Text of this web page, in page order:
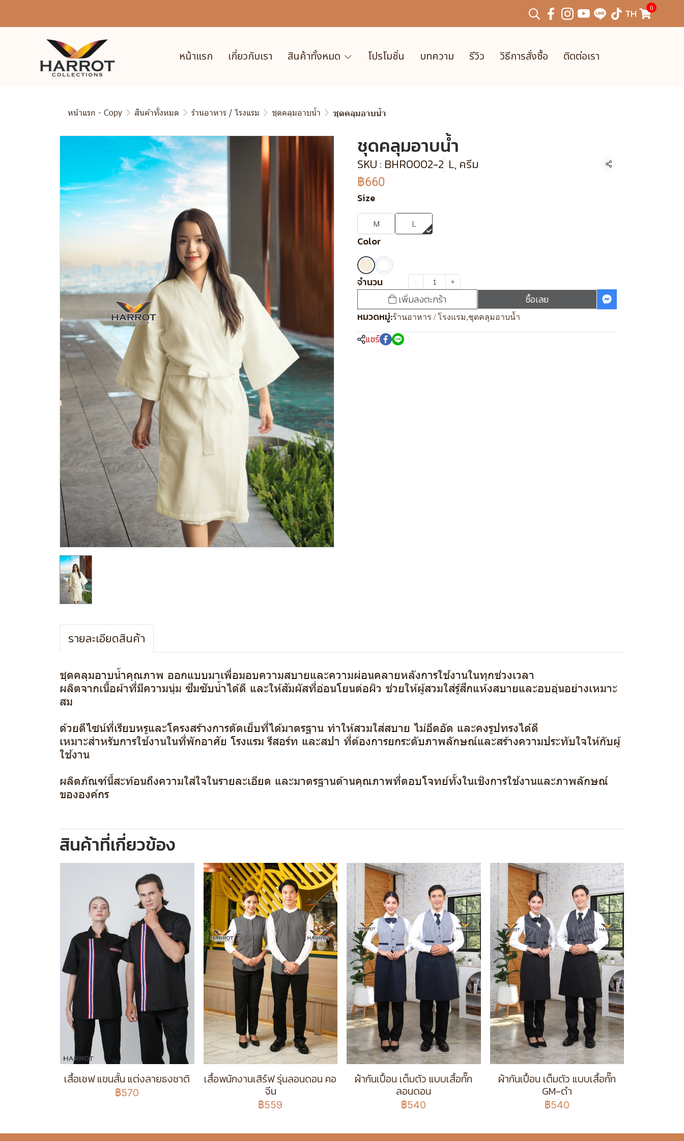
TH 0
หน้าแรก เกี่ยวกับเรา สินค้าทั้งหมด โปรโมชั่น บทความ รีวิว วิธีการสั่งซื้อ ติดต่อเรา
หน้าแรก - Copy สินค้าทั้งหมด ร้านอาหาร / โรงแรม ชุดคลุมอาบน้ำ ชุดคลุมอาบน้ำ
ชุดคลุมอาบน้ำ
SKU : BHR0002-2 L, ครีม แชร์
฿660
Size
M L
Color
จำนวน
เพิ่มลงตะกร้า
ซื้อเลย
หมวดหมู่:ร้านอาหาร / โรงแรม,ชุดคลุมอาบน้ำ
แชร์
รายละเอียดสินค้า
ชุดคลุมอาบน้ำคุณภาพ ออกแบบมาเพื่อมอบความสบายและความผ่อนคลายหลังการใช้งานในทุกช่วงเวลา
ผลิตจากเนื้อผ้าที่มีความนุ่ม ซึมซับน้ำได้ดี และให้สัมผัสที่อ่อนโยนต่อผิว ช่วยให้ผู้สวมใส่รู้สึกแห้งสบายและอบอุ่นอย่างเหมาะ
สม
ด้วยดีไซน์ที่เรียบหรูและโครงสร้างการตัดเย็บที่ได้มาตรฐาน ทำให้สวมใส่สบาย ไม่อึดอัด และคงรูปทรงได้ดี
เหมาะสำหรับการใช้งานในที่พักอาศัย โรงแรม รีสอร์ท และสปา ที่ต้องการยกระดับภาพลักษณ์และสร้างความประทับใจให้กับผู้
ใช้งาน
ผลิตภัณฑ์นี้สะท้อนถึงความใส่ใจในรายละเอียด และมาตรฐานด้านคุณภาพที่ตอบโจทย์ทั้งในเชิงการใช้งานและภาพลักษณ์
ขององค์กร
สินค้าที่เกี่ยวข้อง
เสื้อเชฟ แขนสั้น แต่งลายธงชาติ
฿570
เสื้อพนักงานเสิร์ฟ รุ่นลอนดอน คอ
จีน
฿559
ผ้ากันเปื้อน เต็มตัว แบบเสื้อกั๊ก
ลอนดอน
฿540
ผ้ากันเปื้อน เต็มตัว แบบเสื้อกั๊ก
GM-ดำ
฿540